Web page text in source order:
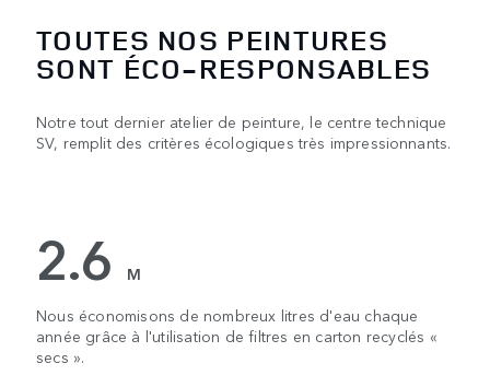
TOUTES NOS PEINTURES
SONT ÉCO-RESPONSABLES
Notre tout dernier atelier de peinture, le centre technique
SV, remplit des critères écologiques très impressionnants.
2.6
M
Nous économisons de nombreux litres d'eau chaque
année grâce à l'utilisation de filtres en carton recyclés «
secs ».